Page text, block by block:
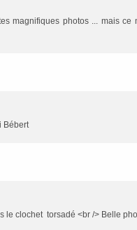
magnifiques photos ... mais
Bébert
le clochet torsadé <br /> Belle